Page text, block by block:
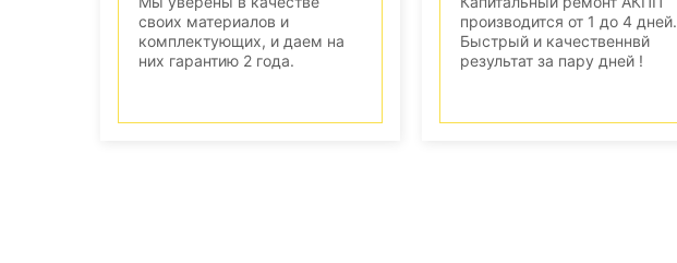
своих материалов и
комплектующих, и даем на
них гарантию 2 года.
производится от 1 до 4 дней.
Быстрый и качественнвй
результат за пару дней !